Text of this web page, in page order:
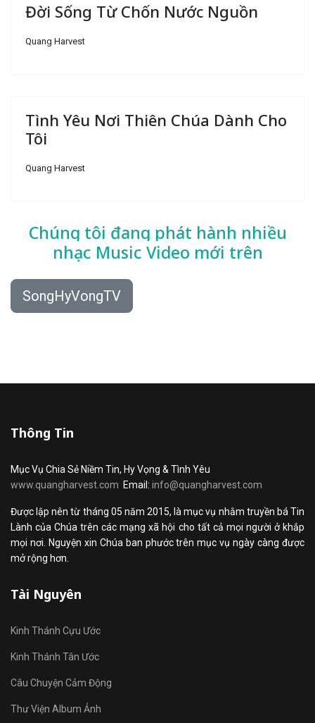
Đời Sống Từ Chốn Nước Nguồn
Quang Harvest
Tình Yêu Nơi Thiên Chúa Dành Cho
Tôi
Quang Harvest
Chúng tôi đang phát hành nhiều
nhạc Music Video mới trên
SongHyVongTV
Thông Tin
Mục Vụ Chia Sẻ Niềm Tin, Hy Vọng & Tình Yêu
www.quangharvest.com Email: info@quangharvest.com
Được lập nên từ tháng 05 năm 2015, là mục vụ nhằm truyền bá Tin
Lành của Chúa trên các mạng xã hội cho tất cả mọi người ở khắp
mọi nơi. Nguyện xin Chúa ban phước trên mục vụ ngày càng được
mở rộng hơn.
Tài Nguyên
Kinh Thánh Cựu Ước
Kinh Thánh Tân Ước
Câu Chuyện Cảm Động
Thư Viện Album Ảnh